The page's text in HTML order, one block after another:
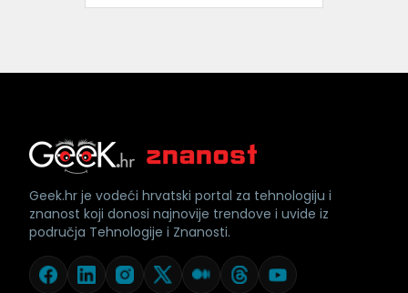
Geek.hr je vodeći hrvatski portal za tehnologiju i
znanost koji donosi najnovije trendove i uvide iz
područja Tehnologije i Znanosti.